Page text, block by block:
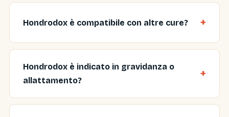
Hondrodox è compatibile con altre cure?
Hondrodox è indicato in gravidanza o
allattamento?